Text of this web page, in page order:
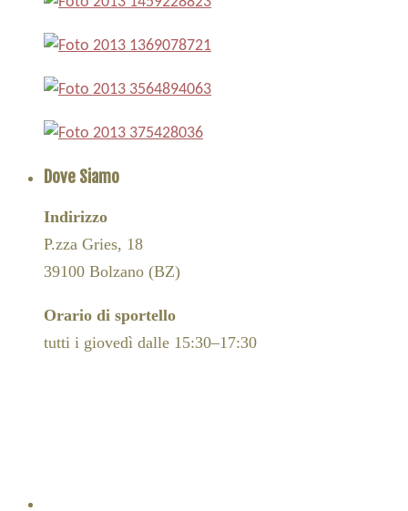
Dove Siamo
Indirizzo
P.zza Gries, 18
39100 Bolzano (BZ)
Orario di sportello
tutti i giovedì dalle 15:30–17:30